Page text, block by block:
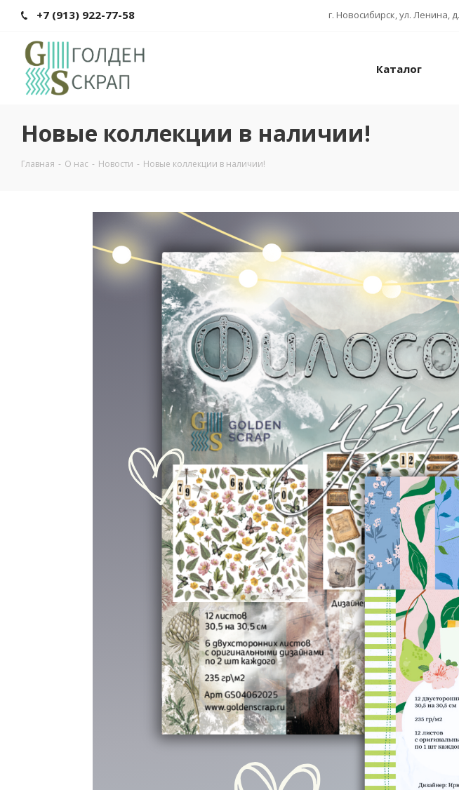
+7 (913) 922-77-58 г. Новосибирск, ул. Ленина,
Каталог
Новые коллекции в наличии!
Главная - О нас - Новости - Новые коллекции в наличии!